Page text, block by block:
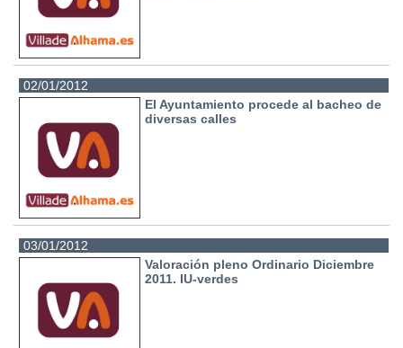
02/01/2012
El Ayuntamiento procede al bacheo de
diversas calles
03/01/2012
Valoración pleno Ordinario Diciembre
2011. IU-verdes